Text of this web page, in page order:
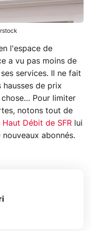
l'espace de
a vu pas moins de
services. Il ne fait
hausses de prix
Pour limiter
notons tout de
Haut Débit de SFR lui
abonnés.